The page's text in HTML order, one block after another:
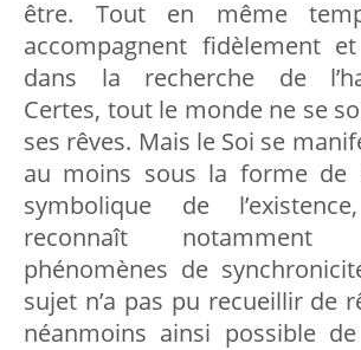
être. Tout en même
accompagnent fidèlement
dans la recherche de
Certes, tout le monde ne se
ses rêves. Mais le Soi se
au moins sous la forme de
symbolique de
reconnaît
phénomènes de
sujet n’a pas pu recueillir de
néanmoins ainsi possible